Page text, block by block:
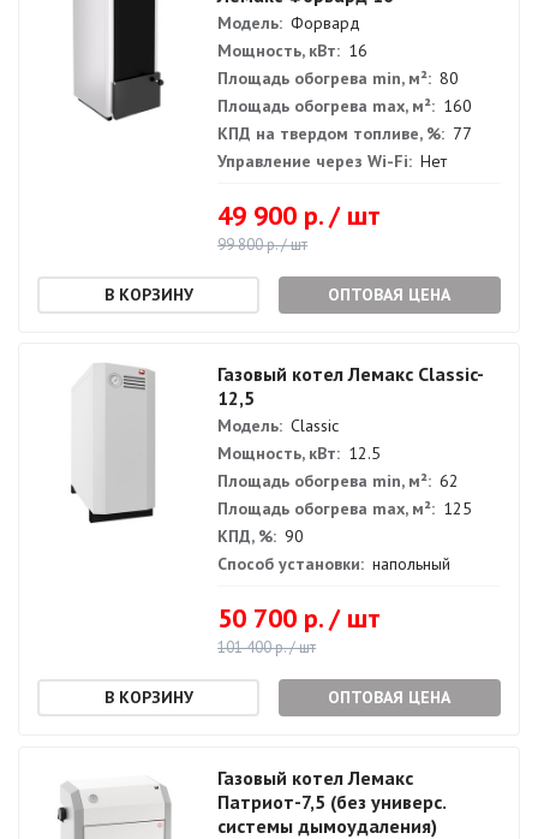
Модель: Форвард
Мощность, кВт: 16
Площадь обогрева min, м²: 80
Площадь обогрева max, м²: 160
КПД на твердом топливе, %: 77
Управление через Wi-Fi: Нет
49 900 р. / шт
99 800 р. / шт
ОПТОВАЯ ЦЕНА
Газовый котел Лемакс Classic-
12,5
Модель: Classic
Мощность, кВт: 12.5
Площадь обогрева min, м²: 62
Площадь обогрева max, м²: 125
КПД, %: 90
Способ установки: напольный
50 700 р. / шт
101 400 р. / шт
ОПТОВАЯ ЦЕНА
Газовый котел Лемакс
Патриот-7,5 (без универс.
системы дымоудаления)